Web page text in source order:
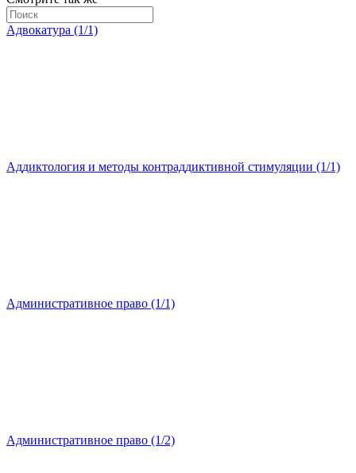
Адвокатура (1/1)
Аддиктология и методы контраддиктивной стимуляции (1/1)
Административное право (1/1)
Административное право (1/2)